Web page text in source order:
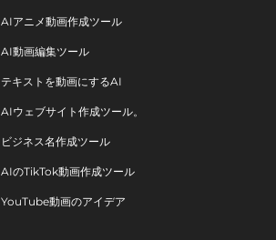
AIアニメ動画作成ツール
AI動画編集ツール
テキストを動画にするAI
AIウェブサイト作成ツール。
ビジネス名作成ツール
AIのTikTok動画作成ツール
YouTube動画のアイデア